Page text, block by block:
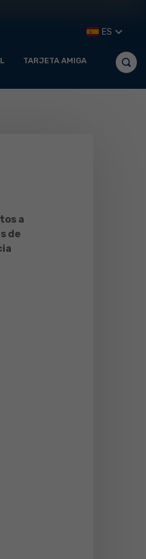
TARJETA AMIGA
ES
a
de